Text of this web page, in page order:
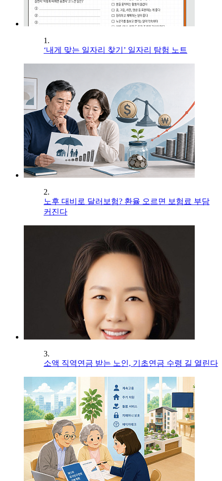
1.
‘내게 맞는 일자리 찾기’ 일자리 탐험 노트
2.
노후 대비로 달러보험? 환율 오르면 보험료 부담
커진다
3.
소액 직역연금 받는 노인, 기초연금 수령 길 열린다